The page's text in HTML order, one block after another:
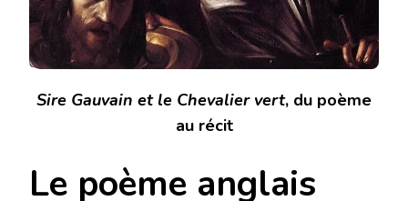
Sire Gauvain et le Chevalier vert, du poème
au récit
Le poème anglais